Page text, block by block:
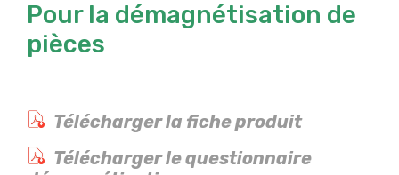
Pour la démagnétisation de
pièces
Télécharger la fiche produit
Télécharger le questionnaire